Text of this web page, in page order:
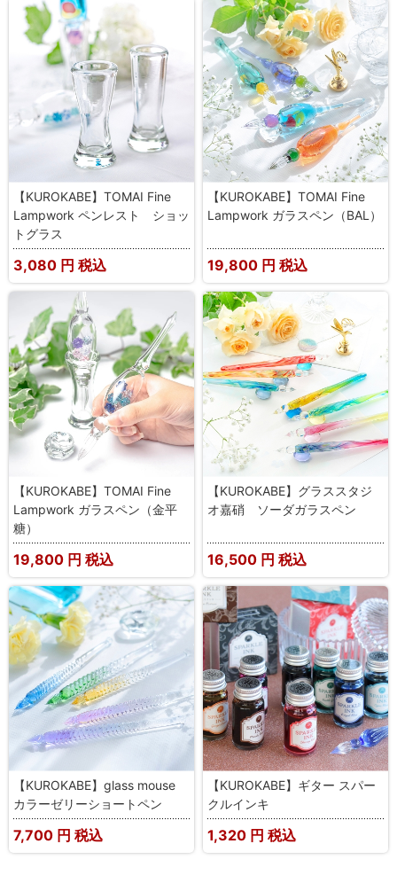
【KUROKABE】TOMAI Fine
Lampwork ペンレスト ショッ
トグラス
3,080 円 税込
【KUROKABE】TOMAI Fine
Lampwork ガラスペン（BAL）
19,800 円 税込
【KUROKABE】TOMAI Fine
Lampwork ガラスペン（金平
糖）
19,800 円 税込
【KUROKABE】グラススタジ
オ嘉硝 ソーダガラスペン
16,500 円 税込
【KUROKABE】glass mouse
カラーゼリーショートペン
7,700 円 税込
【KUROKABE】ギター スパー
クルインキ
1,320 円 税込